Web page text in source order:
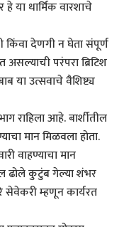
या धार्मिक वारशाचे
किंवा देणगी न घेता संपूर्ण
परंपरा ब्रिटिश
या उत्सवाचे वैशिष्ट्य
राहिला आहे. बार्शीतील
मान मिळवला होता.
वाहण्याचा मान
ढोले कुटुंब गेल्या शंभर
सेवेकरी म्हणून कार्यरत